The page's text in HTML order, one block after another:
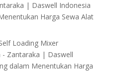
| Daswell Indonesia
Harga Sewa Alat
Loading Mixer
- Zantaraka | Daswell
dalam Menentukan Harga